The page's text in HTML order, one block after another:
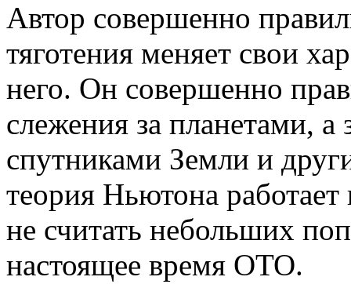
Автор совершенно
тяготения меняет свои
него. Он совершенно
слежения за планетами, а
спутниками Земли и
теория Ньютона работает
не считать небольших
настоящее время ОТО.